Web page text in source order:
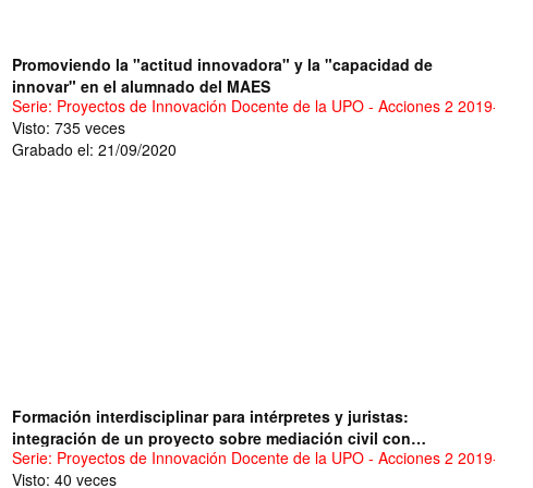
Promoviendo la "actitud innovadora" y la "capacidad de
innovar" en el alumnado del MAES
Serie: Proyectos de Innovación Docente de la UPO - Acciones 2 2019-2020
Visto: 735 veces
Grabado el: 21/09/2020
Formación interdisciplinar para intérpretes y juristas:
integración de un proyecto sobre mediación civil con
intervenciónde intéprete en los Grados de Derecho y de
Traducción e Interpretación
Serie: Proyectos de Innovación Docente de la UPO - Acciones 2 2019-2020
Visto: 40 veces